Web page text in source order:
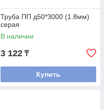
Труба ПП д50*3000 (1.8мм)
серая
В наличии
3 122 ₸
Купить